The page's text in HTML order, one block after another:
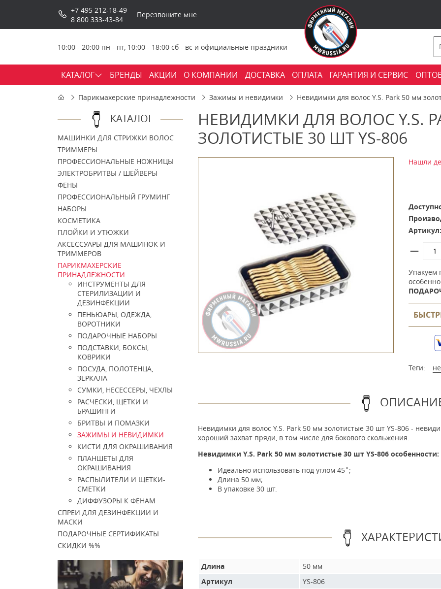
+7 495 212-18-49
8 800 333-43-84
Перезвоните мне
10:00 - 20:00 пн - пт, 10:00 - 18:00 сб - вс и официальные праздники
КАТАЛОГ БРЕНДЫ АКЦИИ О КОМПАНИИ ДОСТАВКА ОПЛАТА ГАРАНТИЯ И СЕРВИС
Парикмахерские принадлежности Зажимы и невидимки Невидимки для волос Y.S. Park 50 мм
КАТАЛОГ
МАШИНКИ ДЛЯ СТРИЖКИ ВОЛОС
ТРИММЕРЫ
ПРОФЕССИОНАЛЬНЫЕ НОЖНИЦЫ
ЭЛЕКТРОБРИТВЫ / ШЕЙВЕРЫ
ФЕНЫ
ПРОФЕССИОНАЛЬНЫЙ ГРУМИНГ
НАБОРЫ
КОСМЕТИКА
ПЛОЙКИ И УТЮЖКИ
АКСЕССУАРЫ ДЛЯ МАШИНОК И
ТРИММЕРОВ
ПАРИКМАХЕРСКИЕ
ПРИНАДЛЕЖНОСТИ
ИНСТРУМЕНТЫ ДЛЯ
СТЕРИЛИЗАЦИИ И
ДЕЗИНФЕКЦИИ
ПЕНЬЮАРЫ, ОДЕЖДА,
ВОРОТНИКИ
ПОДАРОЧНЫЕ НАБОРЫ
ПОДСТАВКИ, БОКСЫ,
КОВРИКИ
ПОСУДА, ПОЛОТЕНЦА,
ЗЕРКАЛА
СУМКИ, НЕСЕССЕРЫ, ЧЕХЛЫ
РАСЧЕСКИ, ЩЕТКИ И
БРАШИНГИ
БРИТВЫ И ПОМАЗКИ
ЗАЖИМЫ И НЕВИДИМКИ
КИСТИ ДЛЯ ОКРАШИВАНИЯ
ПЛАНШЕТЫ ДЛЯ
ОКРАШИВАНИЯ
РАСПЫЛИТЕЛИ И ЩЕТКИ-
СМЕТКИ
ДИФФУЗОРЫ К ФЕНАМ
СПРЕИ ДЛЯ ДЕЗИНФЕКЦИИ И
МАСКИ
ПОДАРОЧНЫЕ СЕРТИФИКАТЫ
СКИДКИ %%
НЕВИДИМКИ ДЛЯ ВОЛОС Y.S.
ЗОЛОТИСТЫЕ 30 ШТ YS-806
Нашли
Артикул:
Упакуем
Теги:
Невидимки для волос Y.S. Park 50 мм золотистые 30 шт YS-806 -
хороший захват пряди, в том числе для бокового скольжения.
Невидимки Y.S. Park 50 мм золотистые 30 шт YS-806 особенности:
Идеально использовать под углом 45˚;
Длина 50 мм;
В упаковке 30 шт.
Длина
50 мм
Артикул
YS-806